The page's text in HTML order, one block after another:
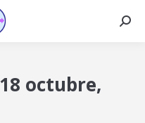
18 octubre,